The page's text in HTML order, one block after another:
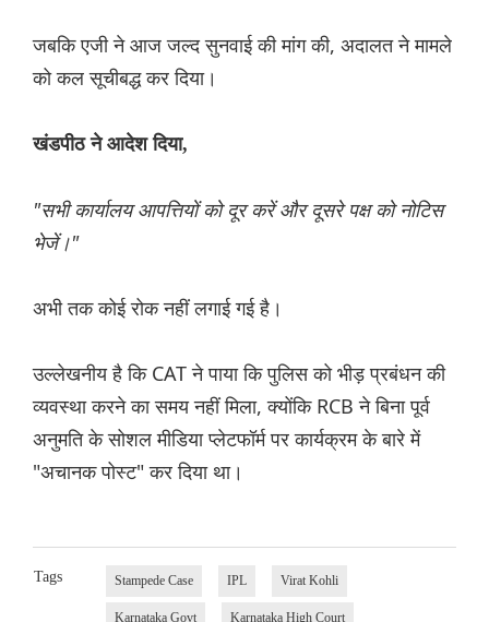
जबकि एजी ने आज जल्द सुनवाई की मांग की, अदालत ने मामले
को कल सूचीबद्ध कर दिया।
खंडपीठ ने आदेश दिया,
"सभी कार्यालय आपत्तियों को दूर करें और दूसरे पक्ष को नोटिस
भेजें।"
अभी तक कोई रोक नहीं लगाई गई है।
उल्लेखनीय है कि CAT ने पाया कि पुलिस को भीड़ प्रबंधन की
व्यवस्था करने का समय नहीं मिला, क्योंकि RCB ने बिना पूर्व
अनुमति के सोशल मीडिया प्लेटफॉर्म पर कार्यक्रम के बारे में
"अचानक पोस्ट" कर दिया था।
Tags Stampede Case IPL Virat Kohli
Karnataka Govt Karnataka High Court